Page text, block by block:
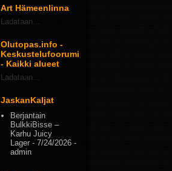
Art Hämeenlinna
Ladataan...
Olutopas.info -
Keskustelufoorumi
- Kaikki alueet
Ladataan...
JaskanKaljat
Berjantain
BulkkiBisse –
Karhu Juicy
Lager - 7/24/2026 -
admin